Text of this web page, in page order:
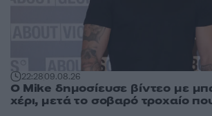
22:2809.08.26
O Mike δημοσίευσε βίντεο με
χέρι, μετά το σοβαρό τροχαίο